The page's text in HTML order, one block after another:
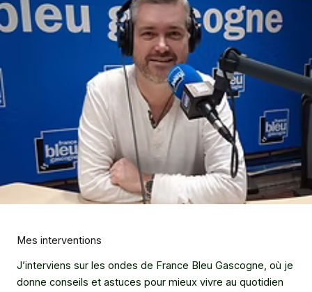
Mes interventions
J’interviens sur les ondes de France Bleu Gascogne, où je
donne conseils et astuces pour mieux vivre au quotidien